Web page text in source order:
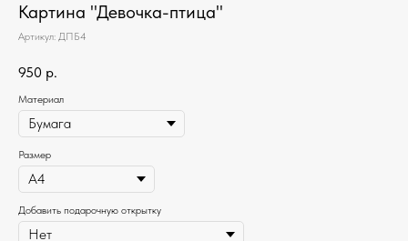
Картина "Девочка-птица"
Артикул: ДПБ4
950 р.
Материал
Размер
Добавить подарочную открытку